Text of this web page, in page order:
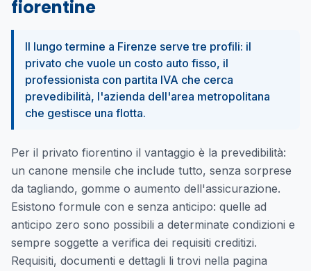
fiorentine
Il lungo termine a Firenze serve tre profili: il
privato che vuole un costo auto fisso, il
professionista con partita IVA che cerca
prevedibilità, l'azienda dell'area metropolitana
che gestisce una flotta.
Per il privato fiorentino il vantaggio è la prevedibilità:
un canone mensile che include tutto, senza sorprese
da tagliando, gomme o aumento dell'assicurazione.
Esistono formule con e senza anticipo: quelle ad
anticipo zero sono possibili a determinate condizioni e
sempre soggette a verifica dei requisiti creditizi.
Requisiti, documenti e dettagli li trovi nella pagina